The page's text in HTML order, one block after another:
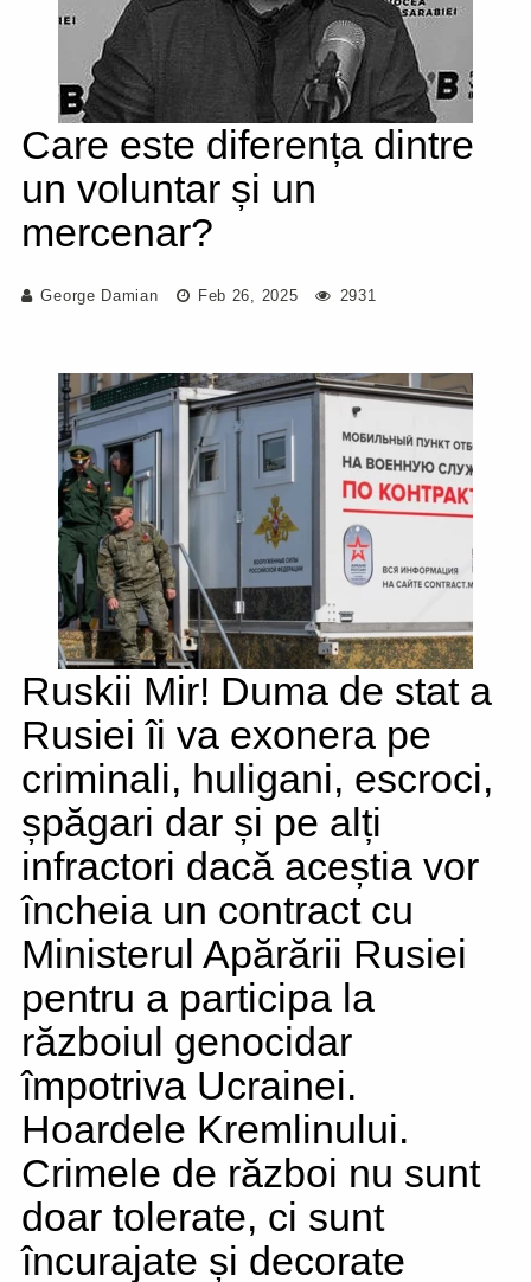
Care este diferența dintre
un voluntar și un
mercenar?
George Damian Feb 26, 2025 2931
Ruskii Mir! Duma de stat a
Rusiei îi va exonera pe
criminali, huligani, escroci,
șpăgari dar și pe alți
infractori dacă aceștia vor
încheia un contract cu
Ministerul Apărării Rusiei
pentru a participa la
războiul genocidar
împotriva Ucrainei.
Hoardele Kremlinului.
Crimele de război nu sunt
doar tolerate, ci sunt
încurajate și decorate